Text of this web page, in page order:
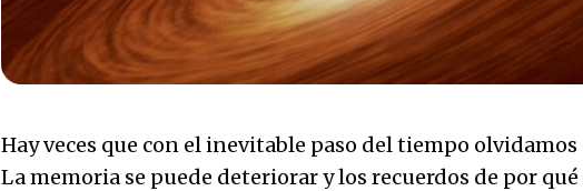
Hay veces que con el inevitable paso del tiempo
La memoria se puede deteriorar y los recuerdos de por qué